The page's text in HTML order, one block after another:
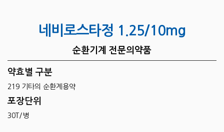
네비로스타정 1.25/10mg
순환기계 전문의약품
약효별 구분
219 기타의 순환계용약
포장단위
30T/병